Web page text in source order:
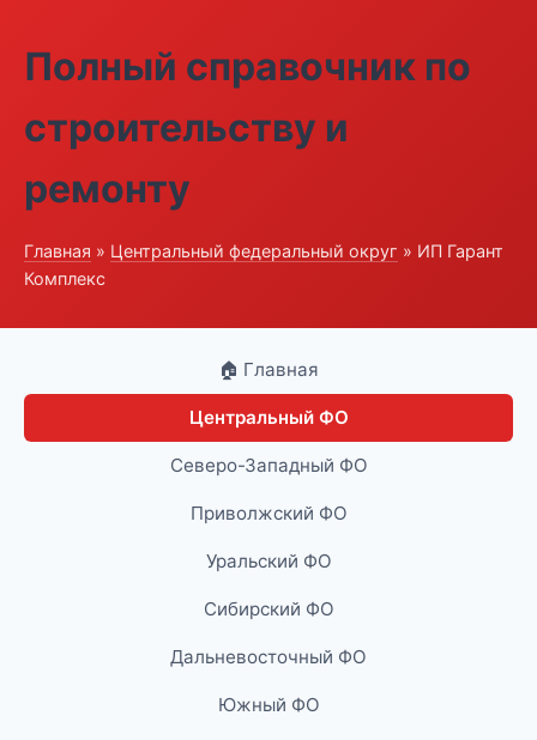
Полный справочник по
строительству и
ремонту
Главная » Центральный федеральный округ » ИП Гарант
Комплекс
🏠 Главная
Центральный ФО
Северо-Западный ФО
Приволжский ФО
Уральский ФО
Сибирский ФО
Дальневосточный ФО
Южный ФО